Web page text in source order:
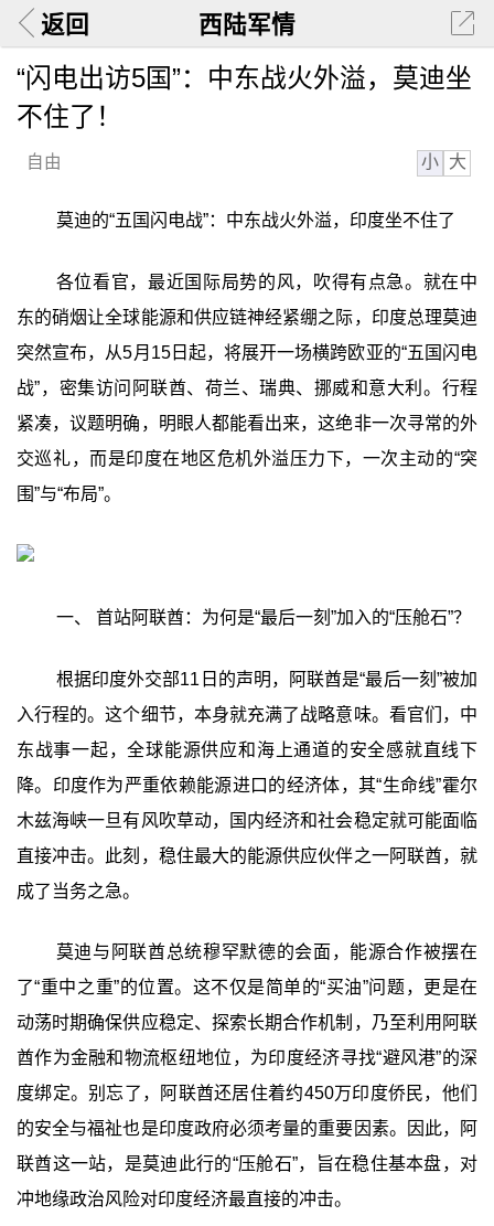
返回 西陆军情
“闪电出访5国”：中东战火外溢，莫迪坐
不住了！
自由 小 大
莫迪的“五国闪电战”：中东战火外溢，印度坐不住了
各位看官，最近国际局势的风，吹得有点急。就在中
东的硝烟让全球能源和供应链神经紧绷之际，印度总理莫迪
突然宣布，从5月15日起，将展开一场横跨欧亚的“五国闪电
战”，密集访问阿联酋、荷兰、瑞典、挪威和意大利。行程
紧凑，议题明确，明眼人都能看出来，这绝非一次寻常的外
交巡礼，而是印度在地区危机外溢压力下，一次主动的“突
围”与“布局”。
一、 首站阿联酋：为何是“最后一刻”加入的“压舱石”？
根据印度外交部11日的声明，阿联酋是“最后一刻”被加
入行程的。这个细节，本身就充满了战略意味。看官们，中
东战事一起，全球能源供应和海上通道的安全感就直线下
降。印度作为严重依赖能源进口的经济体，其“生命线”霍尔
木兹海峡一旦有风吹草动，国内经济和社会稳定就可能面临
直接冲击。此刻，稳住最大的能源供应伙伴之一阿联酋，就
成了当务之急。
莫迪与阿联酋总统穆罕默德的会面，能源合作被摆在
了“重中之重”的位置。这不仅是简单的“买油”问题，更是在
动荡时期确保供应稳定、探索长期合作机制，乃至利用阿联
酋作为金融和物流枢纽地位，为印度经济寻找“避风港”的深
度绑定。别忘了，阿联酋还居住着约450万印度侨民，他们
的安全与福祉也是印度政府必须考量的重要因素。因此，阿
联酋这一站，是莫迪此行的“压舱石”，旨在稳住基本盘，对
冲地缘政治风险对印度经济最直接的冲击。